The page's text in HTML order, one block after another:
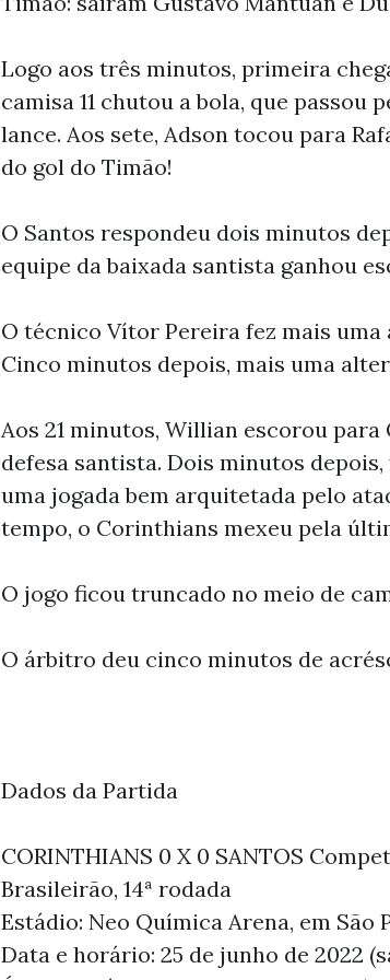
Logo aos três minutos, primeira
camisa 11 chutou a bola, que passou
lance. Aos sete, Adson tocou para
do gol do Timão!
O Santos respondeu dois minutos
equipe da baixada santista ganhou
O técnico Vítor Pereira fez mais uma
Cinco minutos depois, mais uma
Aos 21 minutos, Willian escorou
defesa santista. Dois minutos
uma jogada bem arquitetada pelo
tempo, o Corinthians mexeu pela
O jogo ficou truncado no meio de
O árbitro deu cinco minutos de
Dados da Partida
CORINTHIANS 0 X 0 SANTOS
Brasileirão, 14ª rodada
Estádio: Neo Química Arena, em São
Data e horário: 25 de junho de 2022